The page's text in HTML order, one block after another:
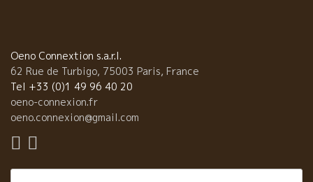
Oeno Connextion s.a.r.l.
62 Rue de Turbigo, 75003 Paris, France
Tel +33 (0)1 49 96 40 20
oeno-connexion.fr
oeno.connexion@gmail.com